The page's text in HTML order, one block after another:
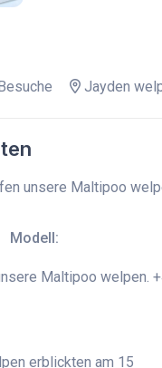
Jayden
unsere Maltipoo
Modell:
Maltipoo welpen.
erblickten am 15